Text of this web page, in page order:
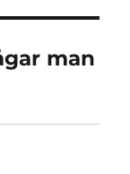
man